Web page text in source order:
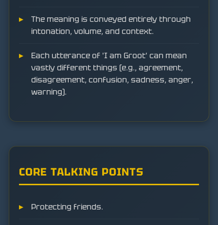
The meaning is conveyed entirely through
intonation, volume, and context.
Each utterance of 'I am Groot' can mean
vastly different things (e.g., agreement,
disagreement, confusion, sadness, anger,
warning).
CORE TALKING POINTS
Protecting friends.